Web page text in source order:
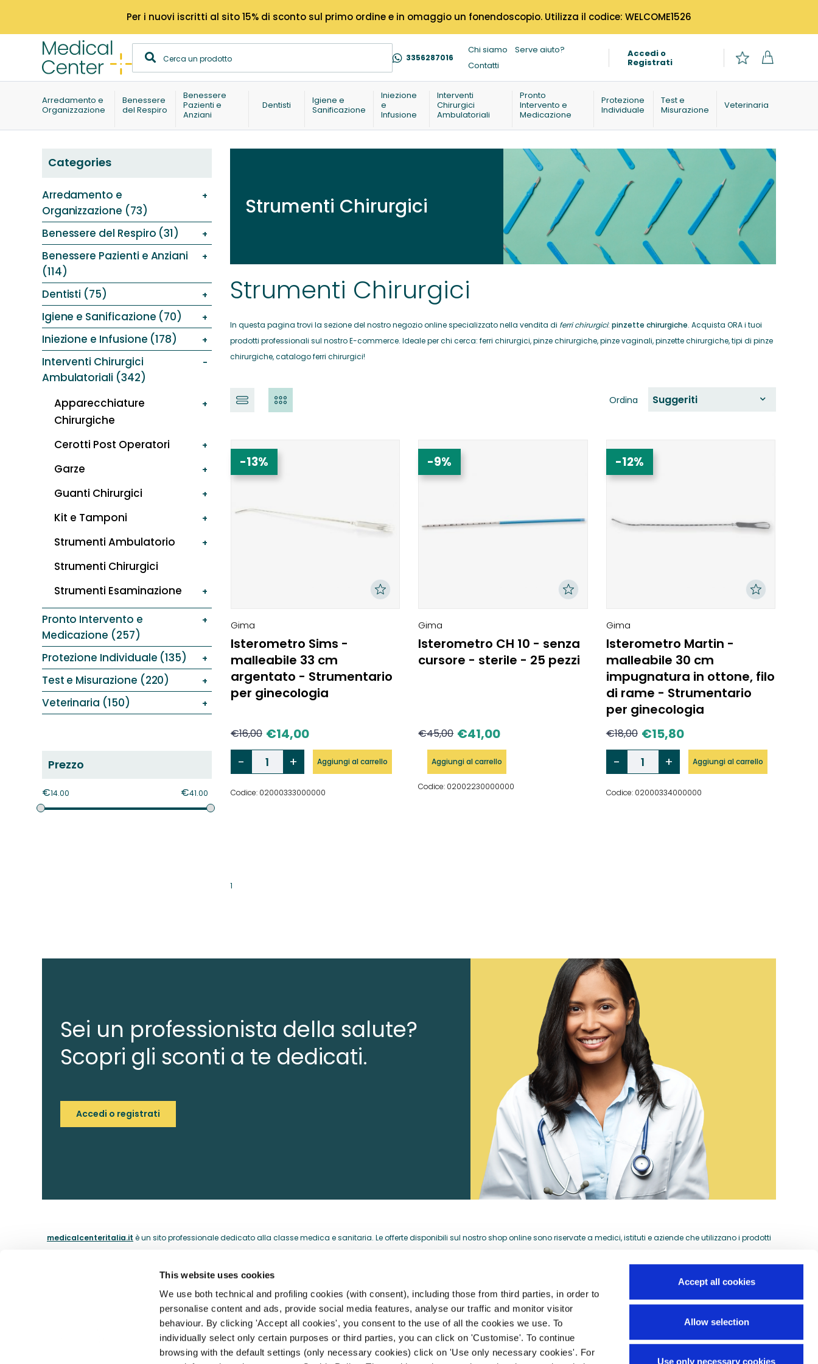
This website uses cookies
We use both technical and profiling cookies (with consent), including those from third parties, in order to
personalise content and ads, provide social media features, analyse our traffic and monitor visitor
behaviour. By clicking 'Accept all cookies', you consent to the use of all the cookies we use. To
individually select only certain purposes or third parties, you can click on 'Customise'. To continue
browsing with the default settings (only necessary cookies) click on 'Use only necessary cookies'. For
Accept all cookies
Allow selection
Use only necessary cookies
Per i nuovi iscritti al sito 15% di sconto sul primo ordine e in omaggio un fonendoscopio. Utilizza il codice: WELCOME1526
3356287016
Chi siamo
Serve aiuto?
Contatti
Accedi o
Registrati
Arredamento e
Organizzazione
Benessere
del Respiro
Benessere
Pazienti e
Anziani
Dentisti
Igiene e
Sanificazione
Iniezione
e
Infusione
Interventi
Chirurgici
Ambulatoriali
Pronto
Intervento e
Medicazione
Protezione
Individuale
Test e
Misurazione
Veterinaria
Categories
Arredamento e
Organizzazione (73)
Benessere del Respiro (31)
Benessere Pazienti e Anziani
(114)
Dentisti (75)
Igiene e Sanificazione (70)
Iniezione e Infusione (178)
Interventi Chirurgici
Ambulatoriali (342)
Apparecchiature
Chirurgiche
Cerotti Post Operatori
Garze
Guanti Chirurgici
Kit e Tamponi
Strumenti Ambulatorio
Strumenti Chirurgici
Strumenti Esaminazione
Pronto Intervento e
Medicazione (257)
Protezione Individuale (135)
Test e Misurazione (220)
Veterinaria (150)
Prezzo
€14.00 €41.00
Strumenti Chirurgici
Strumenti Chirurgici
In questa pagina trovi la sezione del nostro negozio online specializzato nella vendita di ferri chirurgici: pinzette chirurgiche. Acquista ORA i tuoi
prodotti professionali sul nostro E-commerce. Ideale per chi cerca: ferri chirurgici, pinze chirurgiche, pinze vaginali, pinzette chirurgiche, tipi di pinze
chirurgiche, catalogo ferri chirurgici!
Ordina Suggeriti
-13%
Gima
Isterometro Sims -
malleabile 33 cm
argentato - Strumentario
per ginecologia
€16,00 €14,00
Aggiungi al carrello
Codice: 02000333000000
-9%
Gima
Isterometro CH 10 - senza
cursore - sterile - 25 pezzi
€45,00 €41,00
Aggiungi al carrello
Codice: 02002230000000
-12%
Gima
Isterometro Martin -
malleabile 30 cm
impugnatura in ottone, filo
di rame - Strumentario
per ginecologia
€18,00 €15,80
Aggiungi al carrello
Codice: 02000334000000
1
Sei un professionista della salute?
Scopri gli sconti a te dedicati.
Accedi o registrati
medicalcenteritalia.it è un sito professionale dedicato alla classe medica e sanitaria. Le offerte disponibili sul nostro shop online sono riservate a medici, istituti e aziende che utilizzano i prodotti
Il catalogo dei medici dal 1974.
ABOUT
La nostra storia
I nostri marchi
Contatti
HELP CENTER
Registrazione, Profilo e Accessi
Spedizioni, Consegne e Resi
Pagamento e Fatturazione
Guida all'acquisto
Preventivi per ordini speciali
Domande frequenti